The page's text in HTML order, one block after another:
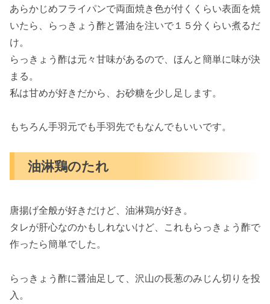
あらかじめフライパンで両面焼き色が付くくらい表面を焼
いたら、らっきょう酢と醤油を注いで１５分くらい煮るだ
け。
らっきょう酢は元々甘味があるので、ほんと簡単に味が決
まる。
私は甘めが好きだから、お砂糖を少し足します。
もちろん手羽元でも手羽先でもなんでもいいです。
油淋鶏のたれ
唐揚げ全般が好きだけど、油淋鶏が好き。
タレが肝心なのかもしれないけど、これもらっきょう酢で
作ったら簡単でした。
らっきょう酢に醤油足して、沢山の長葱のみじん切りを投
入。